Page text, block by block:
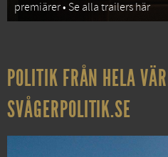
premiärer • Se alla trailers här
POLITIK FRÅN HELA
SVÅGERPOLITIK.SE